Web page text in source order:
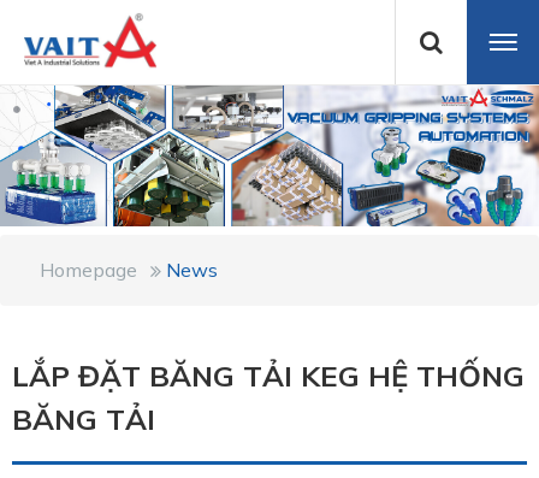
Homepage News
LẮP ĐẶT BĂNG TẢI KEG HỆ THỐNG
BĂNG TẢI